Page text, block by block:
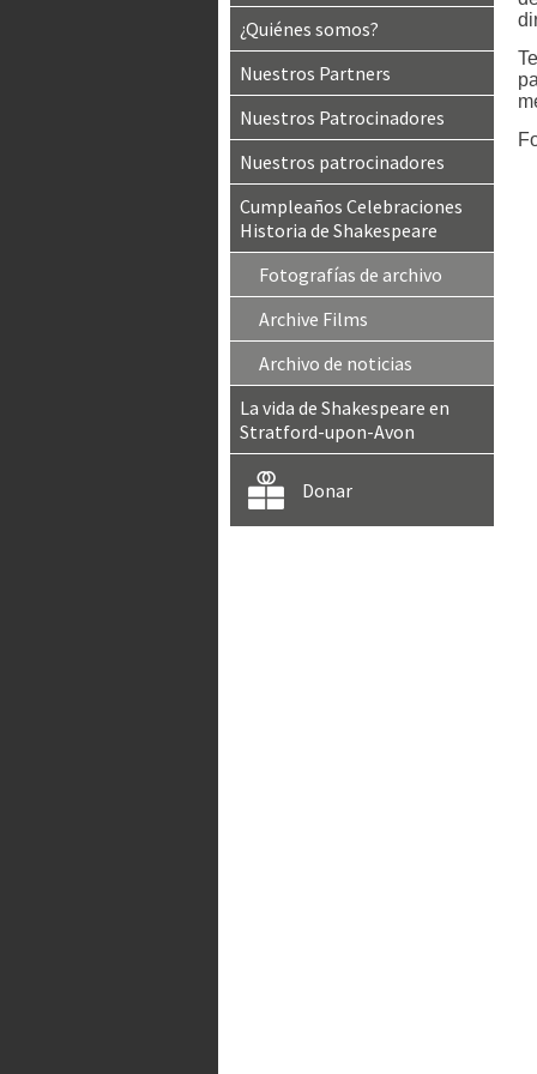
¿Quiénes somos?
Nuestros Partners
Nuestros Patrocinadores
Nuestros patrocinadores
Cumpleaños Celebraciones
Historia de Shakespeare
Fotografías de archivo
Archive Films
Archivo de noticias
La vida de Shakespeare en
Stratford-upon-Avon
Donar